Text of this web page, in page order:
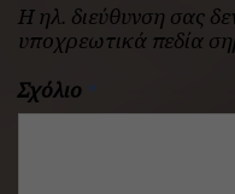
Η ηλ. διεύθυνση σας
υποχρεωτικά πεδία
Σχόλιο *